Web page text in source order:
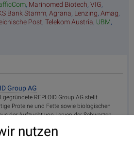
, Marinomed Biotech, VIG,
Bank Stamm, Agrana, Lenzing, Amag,
Post, Telekom Austria, UBM,
Group AG
gegründete REPLOID Group AG stellt
Proteine und Fette sowie biologischen
der Aufzucht von Larven der Schwarzen
– den REPLOID ReFarmUnits – erhalten
nutzen